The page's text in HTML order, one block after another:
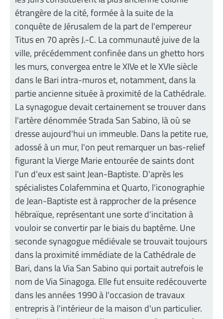
étrangère de la cité, formée à la suite de la
conquête de Jérusalem de la part de l'empereur
Titus en 70 après J.-C. La communauté juive de la
ville, précédemment confinée dans un ghetto hors
les murs, convergea entre le XIVe et le XVIe siècle
dans le Bari intra-muros et, notamment, dans la
partie ancienne située à proximité de la Cathédrale.
La synagogue devait certainement se trouver dans
l'artère dénommée Strada San Sabino, là où se
dresse aujourd'hui un immeuble. Dans la petite rue,
adossé à un mur, l'on peut remarquer un bas-relief
figurant la Vierge Marie entourée de saints dont
l'un d'eux est saint Jean-Baptiste. D'après les
spécialistes Colafemmina et Quarto, l'iconographie
de Jean-Baptiste est à rapprocher de la présence
hébraïque, représentant une sorte d'incitation à
vouloir se convertir par le biais du baptême. Une
seconde synagogue médiévale se trouvait toujours
dans la proximité immédiate de la Cathédrale de
Bari, dans la Via San Sabino qui portait autrefois le
nom de Via Sinagoga. Elle fut ensuite redécouverte
dans les années 1990 à l'occasion de travaux
entrepris à l'intérieur de la maison d'un particulier.